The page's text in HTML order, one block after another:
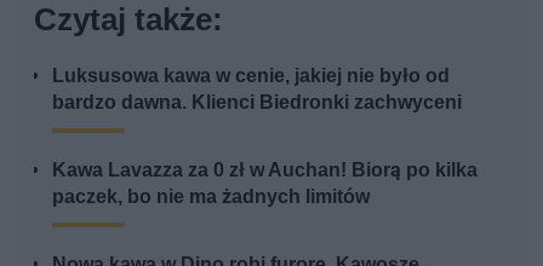
Czytaj także:
Luksusowa kawa w cenie, jakiej nie było od
bardzo dawna. Klienci Biedronki zachwyceni
Kawa Lavazza za 0 zł w Auchan! Biorą po kilka
paczek, bo nie ma żadnych limitów